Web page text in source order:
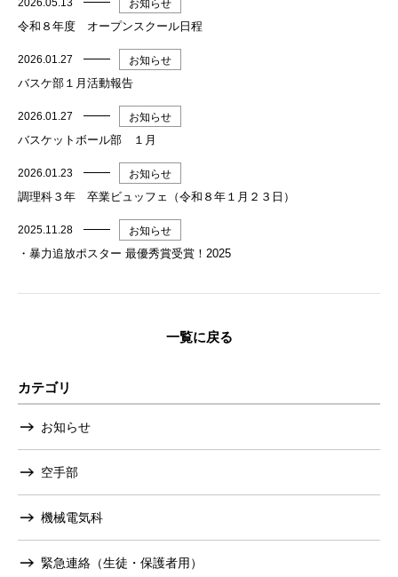
2026.05.13 お知らせ
令和８年度 オープンスクール日程
2026.01.27 お知らせ
バスケ部１月活動報告
2026.01.27 お知らせ
バスケットボール部 １月
2026.01.23 お知らせ
調理科３年 卒業ビュッフェ（令和８年１月２３日）
2025.11.28 お知らせ
・暴力追放ポスター 最優秀賞受賞！2025
一覧に戻る
カテゴリ
お知らせ
空手部
機械電気科
緊急連絡（生徒・保護者用）